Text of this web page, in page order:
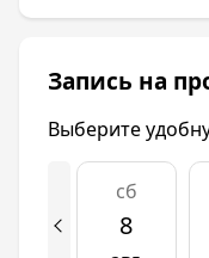
Стоимость
из цены за
рублей,
Предлагаем
комплексом ЖК
Краснодаре. Он
Запись на
Выберите
сб
8